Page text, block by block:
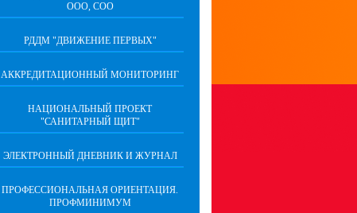
ООО, СОО
РДДМ "ДВИЖЕНИЕ ПЕРВЫХ"
АККРЕДИТАЦИОННЫЙ МОНИТОРИНГ
НАЦИОНАЛЬНЫЙ ПРОЕКТ
"САНИТАРНЫЙ ЩИТ"
ЭЛЕКТРОННЫЙ ДНЕВНИК И ЖУРНАЛ
ПРОФЕССИОНАЛЬНАЯ ОРИЕНТАЦИЯ.
ПРОФМИНИМУМ